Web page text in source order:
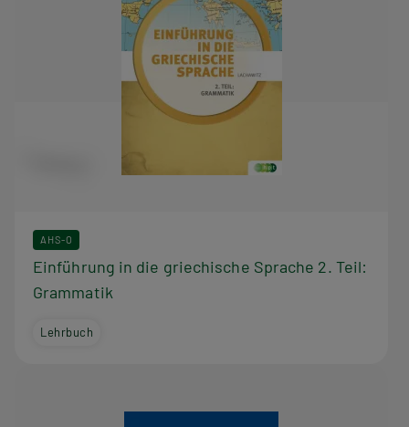
AHS-O
Einführung in die griechische Sprache 2. Teil:
Grammatik
Lehrbuch